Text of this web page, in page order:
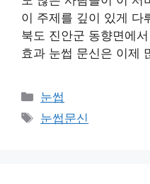
이 주제를 깊이 있게 다
북도 진안군 동향면에
효과 눈썹 문신은 이제
카
테
눈썹
태
눈썹문신